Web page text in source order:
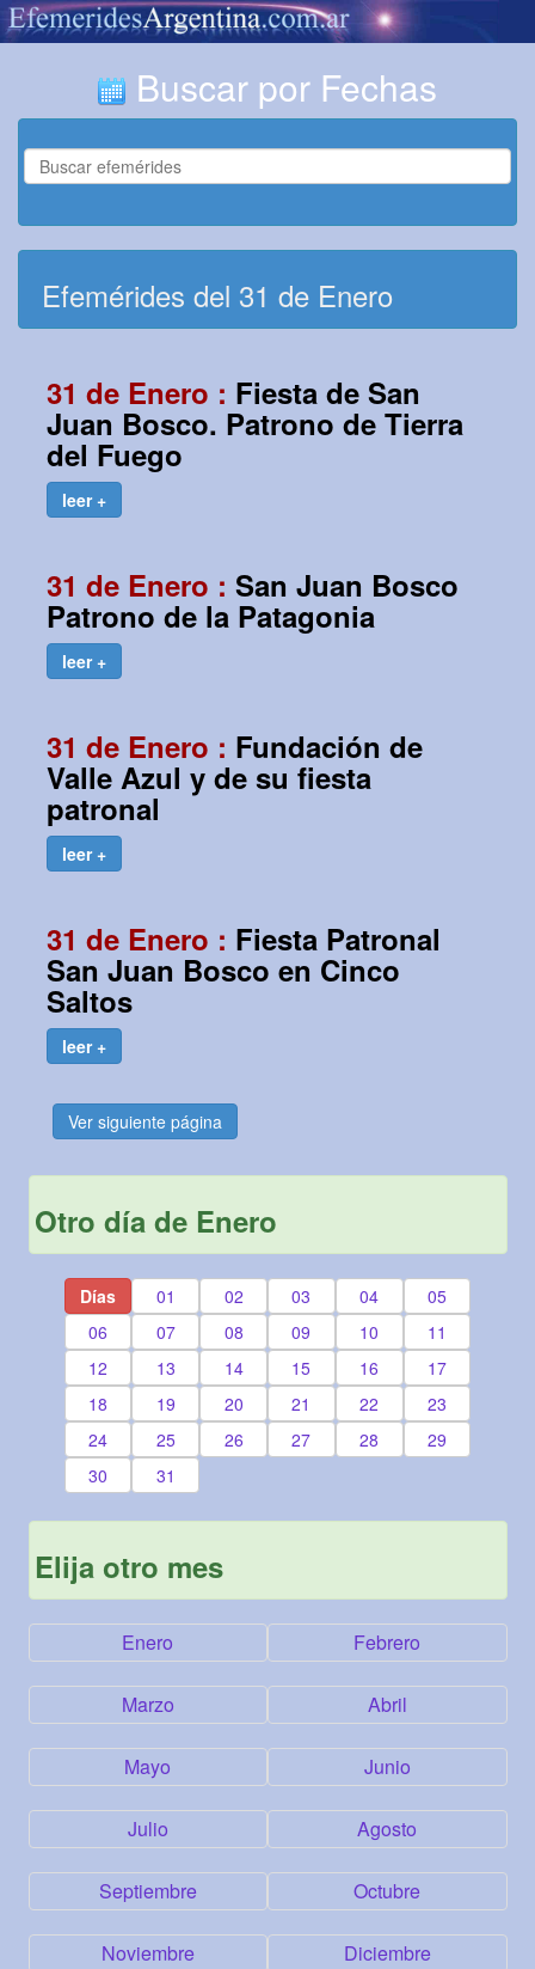
Buscar por Fechas
Efemérides del 31 de Enero
31 de Enero : Fiesta de San
Juan Bosco. Patrono de Tierra
del Fuego
leer +
31 de Enero : San Juan Bosco
Patrono de la Patagonia
leer +
31 de Enero : Fundación de
Valle Azul y de su fiesta
patronal
leer +
31 de Enero : Fiesta Patronal
San Juan Bosco en Cinco
Saltos
leer +
Ver siguiente página
Otro día de Enero
Días 01 02 03 04
05
06
07 08 09 10
11
12
13 14 15 16
17
18
19 20 21 22
23
24
25 26 27 28
29
30
31
Elija otro mes
Enero Febrero
Marzo Abril
Mayo Junio
Julio Agosto
Septiembre Octubre
Noviembre Diciembre